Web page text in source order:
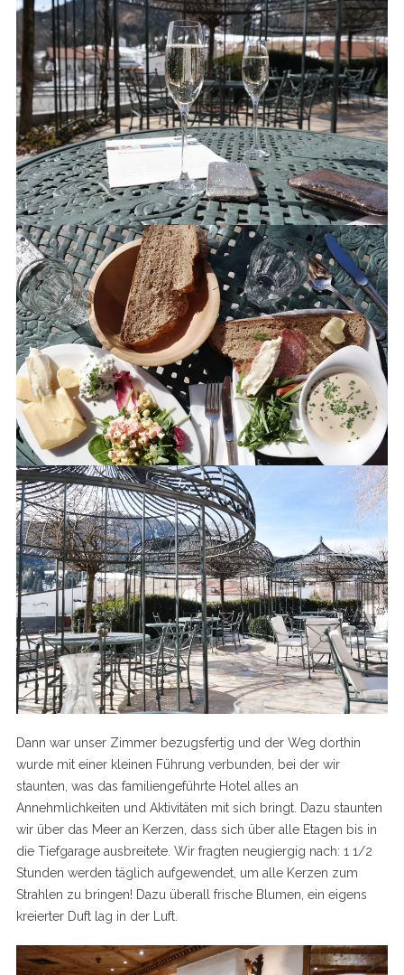
Dann war unser Zimmer bezugsfertig und der Weg dorthin
wurde mit einer kleinen Führung verbunden, bei der wir
staunten, was das familiengeführte Hotel alles an
Annehmlichkeiten und Aktivitäten mit sich bringt. Dazu staunten
wir über das Meer an Kerzen, dass sich über alle Etagen bis in
die Tiefgarage ausbreitete. Wir fragten neugiergig nach: 1 1/2
Stunden werden täglich aufgewendet, um alle Kerzen zum
Strahlen zu bringen! Dazu überall frische Blumen, ein eigens
kreierter Duft lag in der Luft.